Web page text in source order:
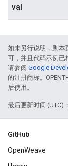
val
如未另行说明，则本
可，并且代码示例已
请参阅 Google
的注册商标。
后使用。
最后更新时间 (UTC)
GitHub
OpenWeave